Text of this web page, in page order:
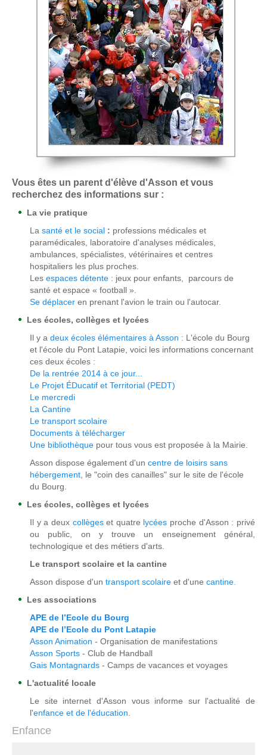
Vous êtes un parent d'élève d'Asson et vous
recherchez des informations sur :
La vie pratique
La santé et le social : professions médicales et
paramédicales, laboratoire d'analyses médicales,
ambulances, spécialistes, vétérinaires et centres
hospitaliers les plus proches.
Les espaces détente : jeux pour enfants, parcours de
santé et espace « football ».
Se déplacer en prenant l'avion le train ou l'autocar.
Les écoles, collèges et lycées
Il y a deux écoles élémentaires à Asson : L'école du Bourg
et l'école du Pont Latapie, voici les informations concernant
ces deux écoles :
De la rentrée 2014 à ce jour...
Le Projet ÉDucatif et Territorial (PEDT)
Le mercredi
La Cantine
Le transport scolaire
Documents à télécharger
Une bibliothèque pour tous vous est proposée à la Mairie.
Asson dispose également d'un centre de loisirs sans
hébergement , le "coin des canailles" sur le site de l'école
du Bourg.
Les écoles, collèges et lycées
Il y a deuxcollègeset quatre lycées proche d'Asson : privé
ou public, on y trouve un enseignement général,
technologique et des métiers d'arts.
Le transport scolaire et la cantine
Asson dispose d'un transport scolaire et d'une cantine.
Les associations
APE de l’Ecole du Bourg
APE de l’Ecole du Pont Latapie
Asson Animation - Organisation de manifestations
Asson Sports - Club de Handball
Gais Montagnards - Camps de vacances et voyages
L'actualité locale
Le site internet d'Asson vous informe sur l'actualité de
l'enfance et de l'éducation
Enfance